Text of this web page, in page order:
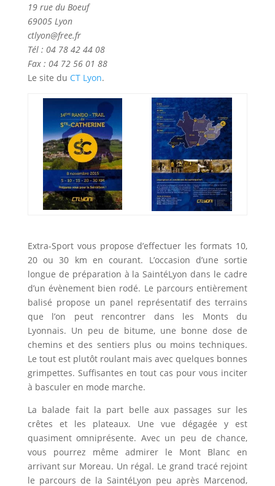
19 rue du Boeuf
69005 Lyon
ctlyon@free.fr
Tél : 04 78 42 44 08
Fax : 04 72 56 01 88
Le site du CT Lyon.
Extra-Sport vous propose d’effectuer les formats 10,
20 ou 30 km en courant. L’occasion d’une sortie
longue de préparation à la SaintéLyon dans le cadre
d’un évènement bien rodé. Le parcours entièrement
balisé propose un panel représentatif des terrains
que l’on peut rencontrer dans les Monts du
Lyonnais. Un peu de bitume, une bonne dose de
chemins et des sentiers plus ou moins techniques.
Le tout est plutôt roulant mais avec quelques bonnes
grimpettes. Suffisantes en tout cas pour vous inciter
à basculer en mode marche.
La balade fait la part belle aux passages sur les
crêtes et les plateaux. Une vue dégagée y est
quasiment omniprésente. Avec un peu de chance,
vous pourrez même admirer le Mont Blanc en
arrivant sur Moreau. Un régal. Le grand tracé rejoint
le parcours de la SaintéLyon peu après Marcenod,